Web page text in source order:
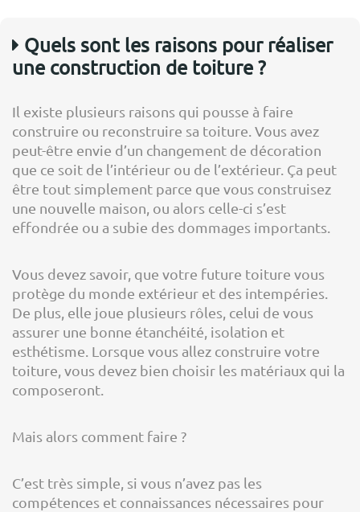
Quels sont les raisons pour réaliser
une construction de toiture ?
Il existe plusieurs raisons qui pousse à faire
construire ou reconstruire sa toiture. Vous avez
peut-être envie d’un changement de décoration
que ce soit de l’intérieur ou de l’extérieur. Ça peut
être tout simplement parce que vous construisez
une nouvelle maison, ou alors celle-ci s’est
effondrée ou a subie des dommages importants.
Vous devez savoir, que votre future toiture vous
protège du monde extérieur et des intempéries.
De plus, elle joue plusieurs rôles, celui de vous
assurer une bonne étanchéité, isolation et
esthétisme. Lorsque vous allez construire votre
toiture, vous devez bien choisir les matériaux qui la
composeront.
Mais alors comment faire ?
C’est très simple, si vous n’avez pas les
compétences et connaissances nécessaires pour